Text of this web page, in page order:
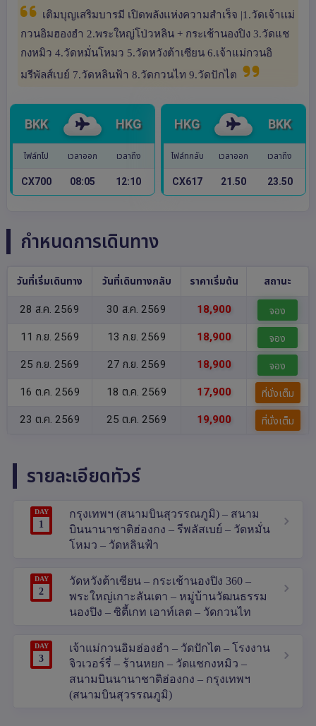
เติมบุญเสริมบารมี เปิดพลังแห่งความสำเร็จ |1.วัดเจ้าเเม่
กวนอิมฮองฮำ 2.พระใหญ่โป่วหลิน + กระเช้านองปิง 3.วัดแช
กงหมิว 4.วัดหมั่นโหมว 5.วัดหวังต้าเซียน 6.เจ้าแม่กวนอิ
มรีพัลส์เบย์ 7.วัดหลินฟ้า 8.วัดกวนไท 9.วัดปักไต
BKK HKG
ไฟล์ทไป เวลาออก เวลาถึง
CX700 08:05 12:10
HKG BKK
ไฟล์ทกลับ เวลาออก เวลาถึง
CX617 21.50 23.50
กำหนดการเดินทาง
วันที่เริ่มเดินทาง วันที่เดินทางกลับ ราคาเริ่มต้น สถานะ
28 ส.ค. 2569 30 ส.ค. 2569 18,900 จอง
11 ก.ย. 2569 13 ก.ย. 2569 18,900 จอง
25 ก.ย. 2569 27 ก.ย. 2569 18,900 จอง
16 ต.ค. 2569 18 ต.ค. 2569 17,900 ที่นั่งเต็ม
23 ต.ค. 2569 25 ต.ค. 2569 19,900 ที่นั่งเต็ม
รายละเอียดทัวร์
DAY
1
กรุงเทพฯ (สนามบินสุวรรณภูมิ) – สนาม
บินนานาชาติฮ่องกง – รีพลัสเบย์ – วัดหมั่น
โหมว – วัดหลินฟ้า
DAY
2
วัดหวังต้าเซียน – กระเช้านองปิง 360 –
พระใหญ่เกาะลันเตา – หมู่บ้านวัฒนธรรม
นองปิง – ซิตี้เกท เอาท์เลต – วัดกวนไท
DAY
3
เจ้าแม่กวนอิมฮ่องฮำ – วัดปักไต – โรงงาน
จิวเวอร์รี่ – ร้านหยก – วัดแชกงหมิว –
สนามบินนานาชาติฮ่องกง – กรุงเทพฯ
(สนามบินสุวรรณภูมิ)